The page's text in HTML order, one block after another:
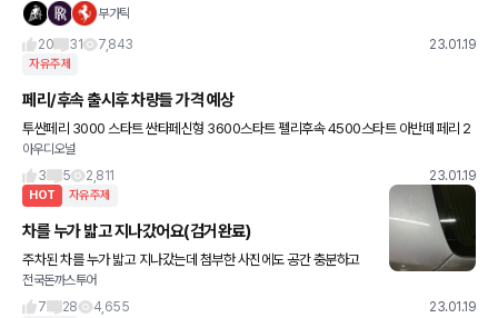
게 하려고 붙는 구간이면 당연히 이해하는데 도로도 안막히고 여유있게 50키로로 달리는
부가틱
20
31 7,843 23.01.19
자유주제
페리/후속 출시후 차량들 가격 예상
투싼페리 3000 스타트 싼타페신형 3600스타트 펠리후속 4500스타트 아반떼 페리 2
200스타트 풀옵 3000 쏘나타 페리 2900스타트 g80페리 6000스타트 gv80페리 7
000스타트
아우디오널
3
5 2,811 23.01.19
HOT 자유주제
차를 누가 밟고 지나갔어요(검거완료)
주차된 차를 누가 밟고 지나갔는데 첨부한 사진에도 공간 충분하고
차 옆으로도 충분한데 이게 제 상식에서는 도저히 납득이 안가서요
이게 말이 되나요....? 주차자리 평소에 엄청 널널한 곳이고
전국돈까스투어
7
28 4,655 23.01.19